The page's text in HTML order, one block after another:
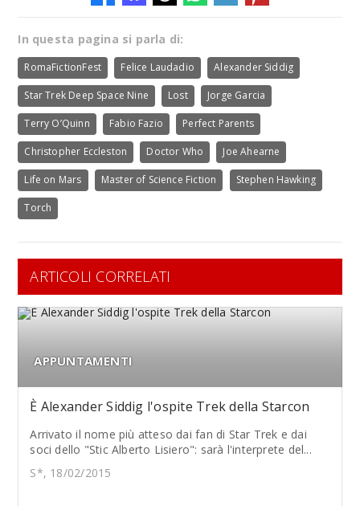
In questa pagina si parla di:
RomaFictionFest Felice Laudadio Alexander Siddig
Star Trek Deep Space Nine Lost Jorge Garcia
Terry O’Quinn Fabio Fazio Perfect Parents
Christopher Eccleston Doctor Who Joe Ahearne
Life on Mars Master of Science Fiction Stephen Hawking
Torch
ARTICOLI CORRELATI
APPUNTAMENTI
È Alexander Siddig l'ospite Trek della Starcon
Arrivato il nome più atteso dai fan di Star Trek e dai
soci dello "Stic Alberto Lisiero": sarà l'interprete del...
S*, 18/02/2015